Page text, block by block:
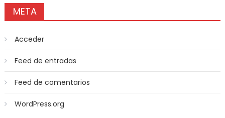
META
Acceder
Feed de entradas
Feed de comentarios
WordPress.org